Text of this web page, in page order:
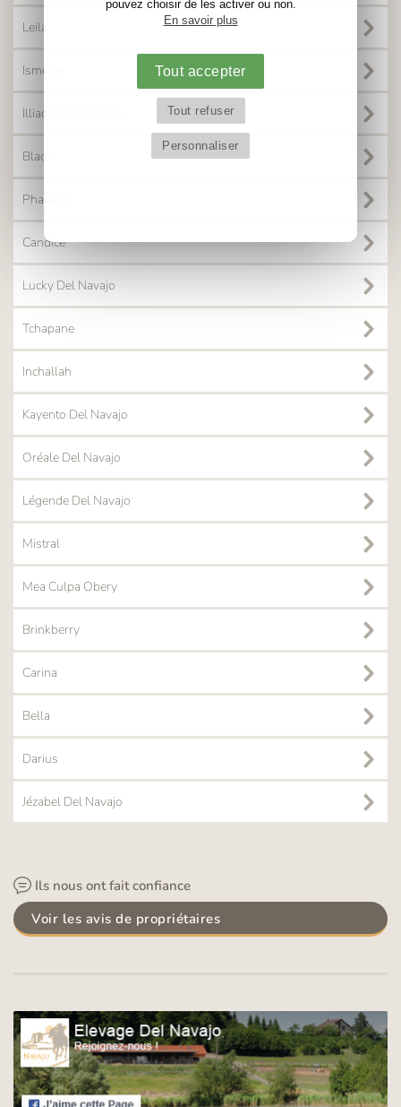
pouvez choisir de les activer ou non.
En savoir plus
Tout accepter
Tout refuser
Personnaliser
Leila
Ismène
Illiade Du Limbach
Black
Phalène
Candice
Lucky Del Navajo
Tchapane
Inchallah
Kayento Del Navajo
Oréale Del Navajo
Légende Del Navajo
Mistral
Mea Culpa Obery
Brinkberry
Carina
Bella
Darius
Jézabel Del Navajo
Ils nous ont fait confiance
Voir les avis de propriétaires